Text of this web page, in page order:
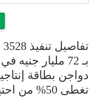
تغطى 50% من احتياج الجمهورية.